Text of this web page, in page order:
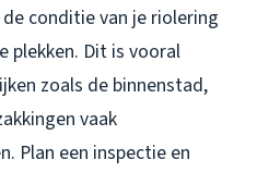
conditie van je riolering
plekken. Dit is vooral
zoals de binnenstad,
vaak
Plan een inspectie en